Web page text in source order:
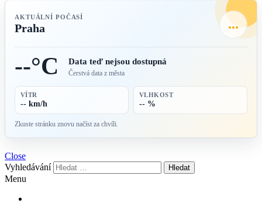
AKTUÁLNÍ POČASÍ
Praha ...
--°C Data teď nejsou dostupná
Čerstvá data z města
VÍTR
-- km/h
VLHKOST
-- %
Zkuste stránku znovu načíst za chvíli.
Close
Vyhledávání
Menu